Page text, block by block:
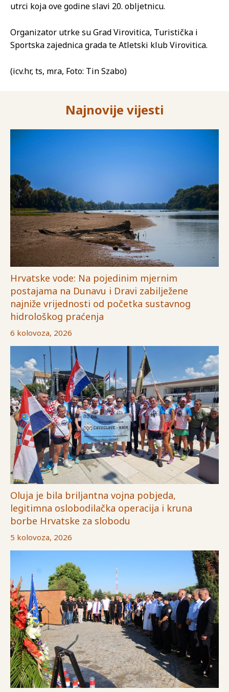
utrci koja ove godine slavi 20. obljetnicu.
Organizator utrke su Grad Virovitica, Turistička i
Sportska zajednica grada te Atletski klub Virovitica.
(icv.hr, ts, mra, Foto: Tin Szabo)
Najnovije vijesti
Hrvatske vode: Na pojedinim mjernim
postajama na Dunavu i Dravi zabilježene
najniže vrijednosti od početka sustavnog
hidrološkog praćenja
6 kolovoza, 2026
Oluja je bila briljantna vojna pobjeda,
legitimna oslobodilačka operacija i kruna
borbe Hrvatske za slobodu
5 kolovoza, 2026